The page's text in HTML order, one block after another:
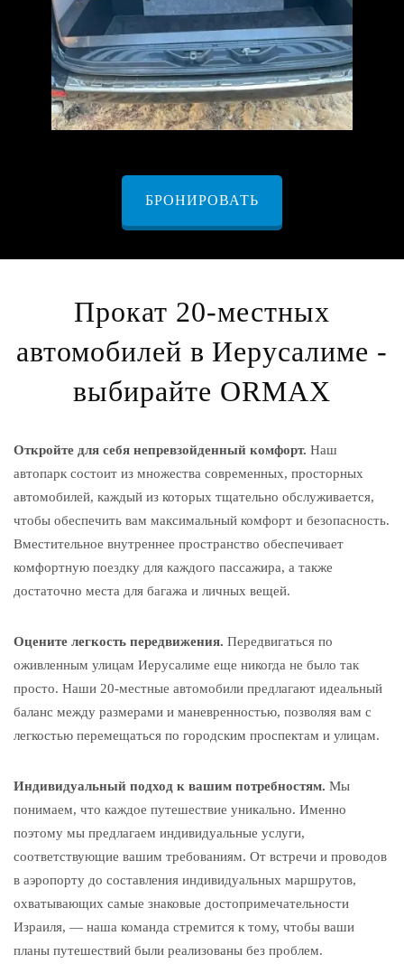
БРОНИРОВАТЬ
Прокат 20-местных
автомобилей в Иерусалиме -
выбирайте ORMAX
Откройте для себя непревзойденный комфорт. Наш
автопарк состоит из множества современных, просторных
автомобилей, каждый из которых тщательно обслуживается,
чтобы обеспечить вам максимальный комфорт и безопасность.
Вместительное внутреннее пространство обеспечивает
комфортную поездку для каждого пассажира, а также
достаточно места для багажа и личных вещей.
Оцените легкость передвижения. Передвигаться по
оживленным улицам Иерусалиме еще никогда не было так
просто. Наши 20-местные автомобили предлагают идеальный
баланс между размерами и маневренностью, позволяя вам с
легкостью перемещаться по городским проспектам и улицам.
Индивидуальный подход к вашим потребностям. Мы
понимаем, что каждое путешествие уникально. Именно
поэтому мы предлагаем индивидуальные услуги,
соответствующие вашим требованиям. От встречи и проводов
в аэропорту до составления индивидуальных маршрутов,
охватывающих самые знаковые достопримечательности
Израиля, — наша команда стремится к тому, чтобы ваши
планы путешествий были реализованы без проблем.